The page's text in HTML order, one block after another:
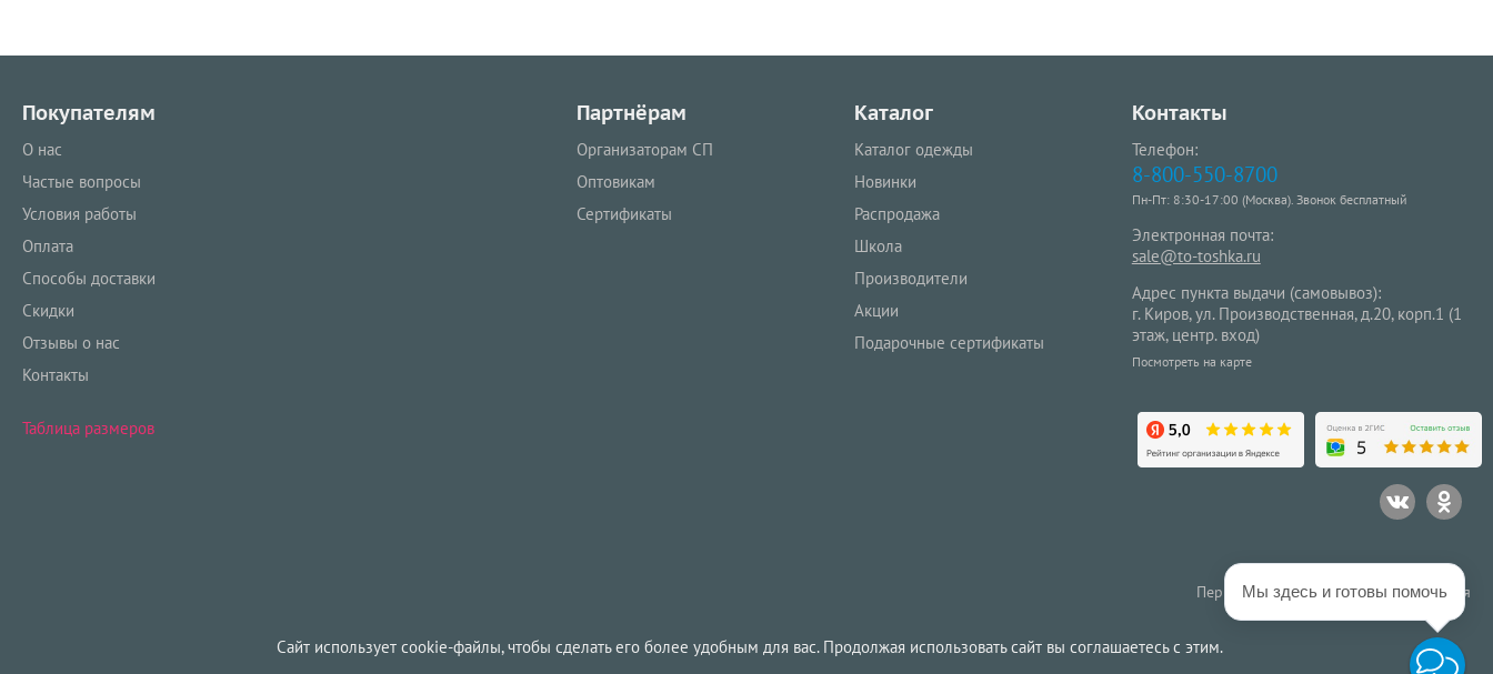
Покупателям
О нас
Частые вопросы
Условия работы
Оплата
Способы доставки
Скидки
Отзывы о нас
Контакты
Таблица размеров
Партнёрам
Организаторам СП
Оптовикам
Сертификаты
Каталог
Каталог одежды
Новинки
Распродажа
Школа
Производители
Акции
Подарочные сертификаты
Контакты
Телефон:
8-800-550-8700
Пн-Пт: 8:30-17:00 (Москва). Звонок бесплатный
Электронная почта:
sale@to-toshka.ru
Адрес пункта выдачи (самовывоз):
г. Киров, ул. Производственная, д.20, корп.1 (1
этаж, центр. вход)
Посмотреть на карте
Первым получать особые предложения
Сайт использует cookie-файлы, чтобы сделать его более удобным для вас. Продолжая использовать сайт вы соглашаетесь с этим.
Мы здесь и готовы помочь